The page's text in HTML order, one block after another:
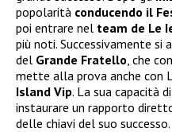
popolarità conducendo il
poi entrare nel team de Le
più noti. Successivamente
del Grande Fratello , che
mette alla prova anche con
Island Vip. La sua capacità
instaurare un rapporto
delle chiavi del suo successo.